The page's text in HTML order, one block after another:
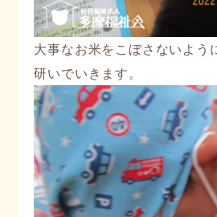
大事なお米をこぼさないよう
研いでいきます。